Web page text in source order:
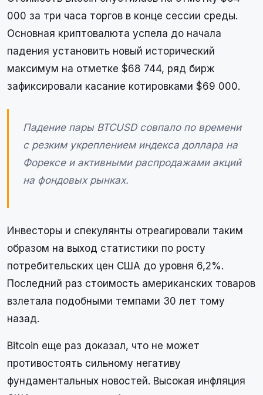
000 за три часа торгов в конце сессии среды.
Основная криптовалюта успела до начала
падения установить новый исторический
максимум на отметке $68 744, ряд бирж
зафиксировали касание котировками $69 000.
Падение пары BTCUSD совпало по времени
с резким укреплением индекса доллара на
Форексе и активными распродажами акций
на фондовых рынках.
Инвесторы и спекулянты отреагировали таким
образом на выход статистики по росту
потребительских цен США до уровня 6,2%.
Последний раз стоимость американских товаров
взлетала подобными темпами 30 лет тому
назад.
Bitcoin еще раз доказал, что не может
противостоять сильному негативу
фундаментальных новостей. Высокая инфляция